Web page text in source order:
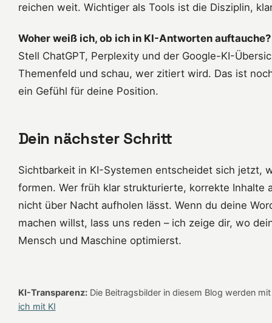
reichen weit. Wichtiger als Tools ist die Disziplin,
Woher weiß ich, ob ich in KI-Antworten auftauche?
Stell ChatGPT, Perplexity und der Google-KI-
Themenfeld und schau, wer zitiert wird. Das ist
ein Gefühl für deine Position.
Dein nächster Schritt
Sichtbarkeit in KI-Systemen entscheidet sich jetzt,
formen. Wer früh klar strukturierte, korrekte Inhalte
nicht über Nacht aufholen lässt. Wenn du deine
machen willst, lass uns reden – ich zeige dir, wo
Mensch und Maschine optimierst.
KI-Transparenz:Die Beitragsbilder in diesem Blog werden
ich mit KI